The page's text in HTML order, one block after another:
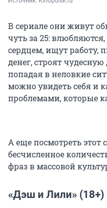
В сериале они живут
чуть за 25:
сердцем, ищут работу,
денег, строят
попадая в неловкие
можно увидеть себя и
проблемами, которые
А еще посмотреть этот
бесчисленное
фраз в массовой
«Дэш и Лили» (18+)